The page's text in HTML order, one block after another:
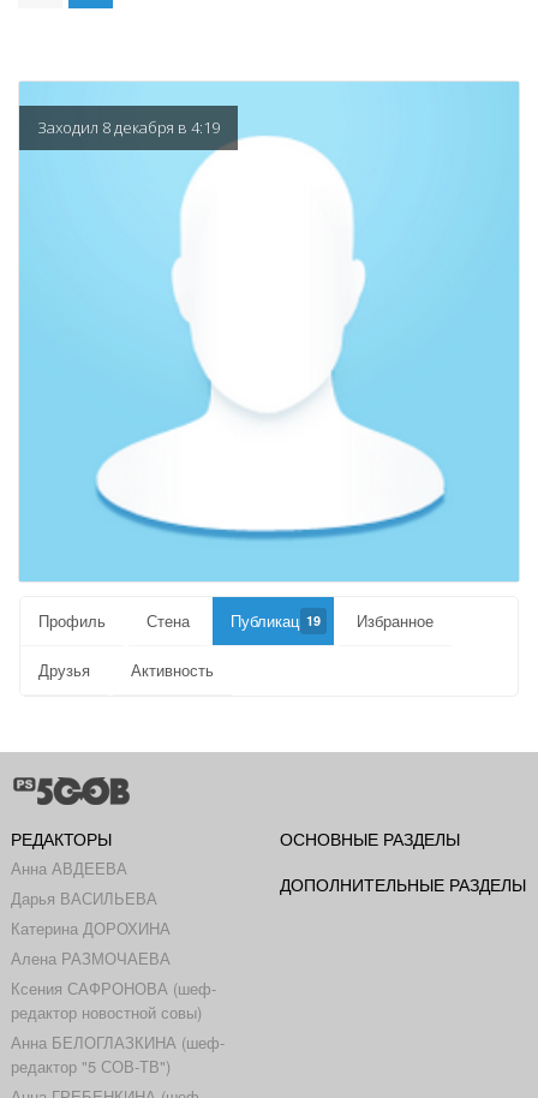
Заходил 8 декабря в 4:19
Профиль Стена Публикации19 Избранное
Друзья Активность
РЕДАКТОРЫ
Анна АВДЕЕВА
Дарья ВАСИЛЬЕВА
Катерина ДОРОХИНА
Алена РАЗМОЧАЕВА
Ксения САФРОНОВА (шеф-
редактор новостной совы)
Анна БЕЛОГЛАЗКИНА (шеф-
редактор "5 СОВ-ТВ")
ОСНОВНЫЕ РАЗДЕЛЫ
ДОПОЛНИТЕЛЬНЫЕ РАЗДЕЛЫ